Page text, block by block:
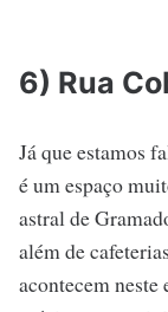
6) Rua
Já que estamos
é um espaço
astral de
além de
acontecem neste